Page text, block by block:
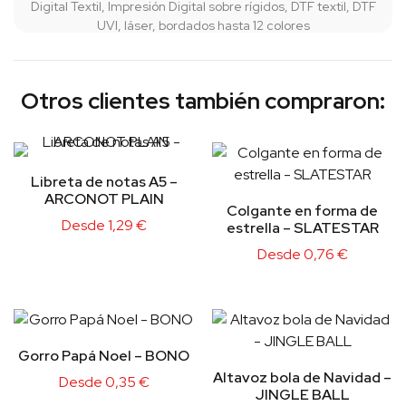
Digital Textil, Impresión Digital sobre rígidos, DTF textil, DTF
UVI, láser, bordados hasta 12 colores
Otros clientes también compraron:
Libreta de notas A5 –
ARCONOT PLAIN
Desde1,29€
Colgante en forma de
estrella – SLATESTAR
Desde0,76€
Gorro Papá Noel – BONO
Desde0,35€
Altavoz bola de Navidad –
JINGLE BALL